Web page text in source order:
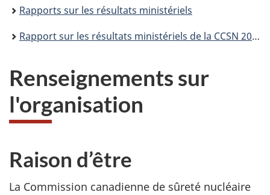
Rapports sur les résultats ministériels
Rapport sur les résultats ministériels de la CCSN 2022-2023
Renseignements sur
l'organisation
Raison d’être
La Commission canadienne de sûreté nucléaire